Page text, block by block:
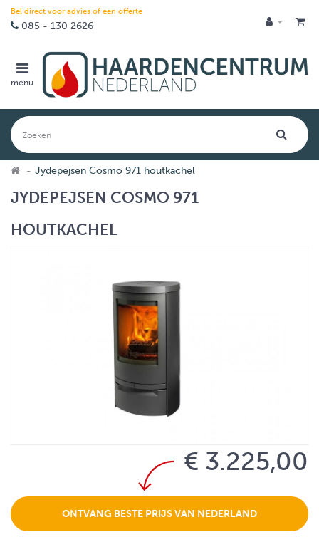
Bel direct voor advies of een offerte
085 - 130 2626
menu
Jydepejsen Cosmo 971 houtkachel
JYDEPEJSEN COSMO 971
HOUTKACHEL
€ 3.225,00
ONTVANG BESTE PRIJS VAN NEDERLAND